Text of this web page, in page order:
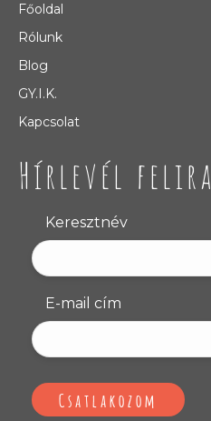
Főoldal
Rólunk
Blog
GY.I.K.
Kapcsolat
Hírlevél
Keresztnév
E-mail cím